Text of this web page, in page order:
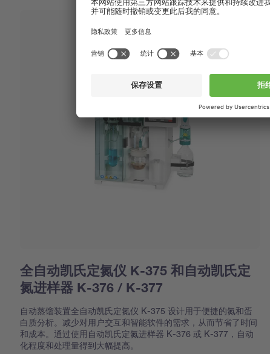
全自动凯氏定氮仪 K-375 和自动凯氏定
氮进样器 K-376 / K-377
自动蒸馏装置全自动凯氏定氮仪 K-375 设计用于便捷的氮和蛋
白质分析。减少对用户交互和智能软件的需求，从而节省了时间
和成本。通过使用自动凯氏定氮进样器 K-376 或 K-377，自动
化程度和处理量得到大幅提高。